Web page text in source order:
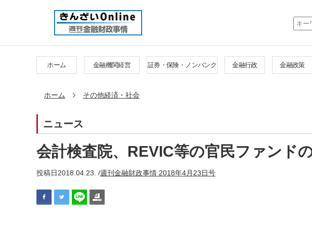
ホーム 金融機関経営 証券・保険・ノンバンク 金融行政 金融政策
ホーム その他経済・社会
ニュース
会計検査院、REVIC等の官民ファンド
投稿日2018.04.23. /週刊金融財政事情 2018年4月23日号